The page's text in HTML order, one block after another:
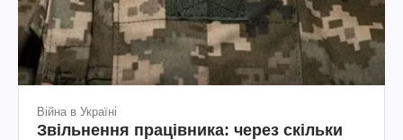
Війна в Україні
Звільнення працівника: через скільки